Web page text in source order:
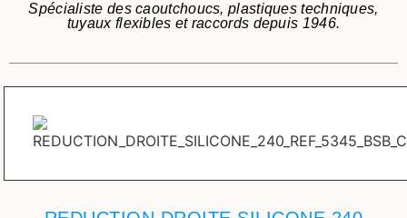
Spécialiste des caoutchoucs, plastiques techniques,
tuyaux flexibles et raccords depuis 1946.